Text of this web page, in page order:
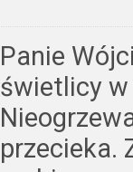
Panie
świetlicy w
przecieka.